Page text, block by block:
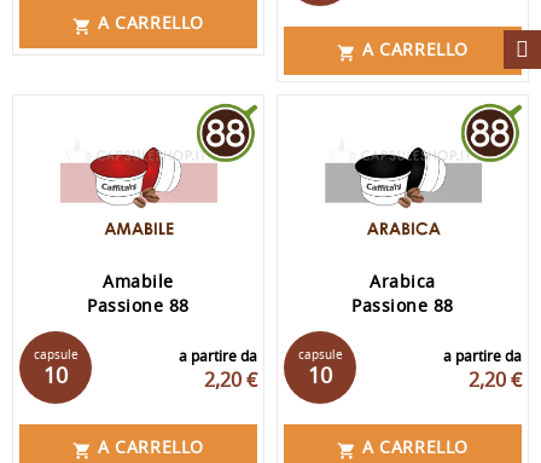
 A CARRELLO
 A CARRELLO
Amabile
Passione 88
a partire da
2,20 €
capsule
10
 A CARRELLO
Arabica
Passione 88
a partire da
2,20 €
capsule
10
 A CARRELLO